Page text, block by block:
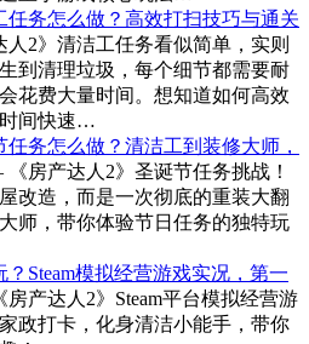
任务怎么做？高效打扫技巧与通关
2》清洁工任务看似简单，实则
到清理垃圾，每个细节都需要耐
花费大量时间。想知道如何高效
间快速…
任务怎么做？清洁工到装修大师，
房产达人2》圣诞节任务挑战！
改造，而是一次彻底的重装大翻
师，带你体验节日任务的独特玩
？Steam模拟经营游戏实况，第一
产达人2》Steam平台模拟经营游
政打卡，化身清洁小能手，带你